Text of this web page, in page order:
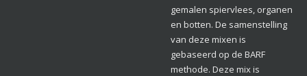
gemalen spiervlees, organen
en botten. De samenstelling
van deze mixen is
gebaseerd op de BARF
methode. Deze mix is